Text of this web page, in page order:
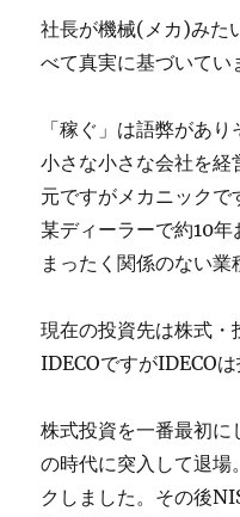
社長が機械(メカ)みた
べて真実に基づいてい
「稼ぐ」は語弊があり
小さな小さな会社を経
元ですがメカニックで
某ディーラーで約10
まったく関係のない業
現在の投資先は株式・
IDECOですがIDECOは
株式投資を一番最初
の時代に突入して退場
クしました。その後